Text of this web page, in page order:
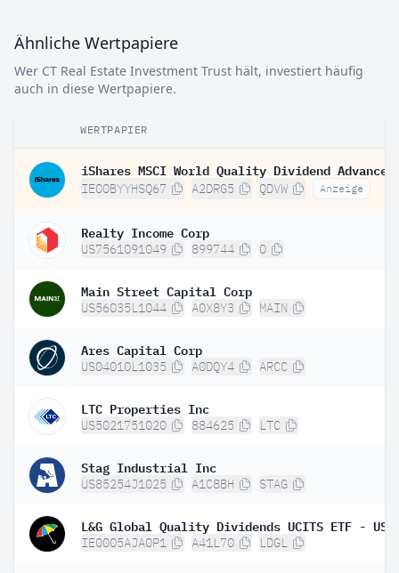
Ähnliche Wertpapiere
Wer CT Real Estate Investment Trust hält, investiert häufig
auch in diese Wertpapiere.
WERTPAPIER
IE00BYYHSQ67 A2DRG5 QDVW Anzeige
Realty Income Corp
US7561091049 899744 O
Main Street Capital Corp
US56035L1044 A0X8Y3 MAIN
Ares Capital Corp
US04010L1035 A0DQY4 ARCC
LTC Properties Inc
US5021751020 884625 LTC
Stag Industrial Inc
US85254J1025 A1C8BH STAG
IE0005AJA0P1 A41L70 LDGL